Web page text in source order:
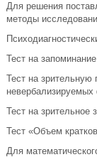
Для решения
методы
Тест на
Тест на зрительную
невербализируемых
Тест на зрительное
Тест «Объем
Для